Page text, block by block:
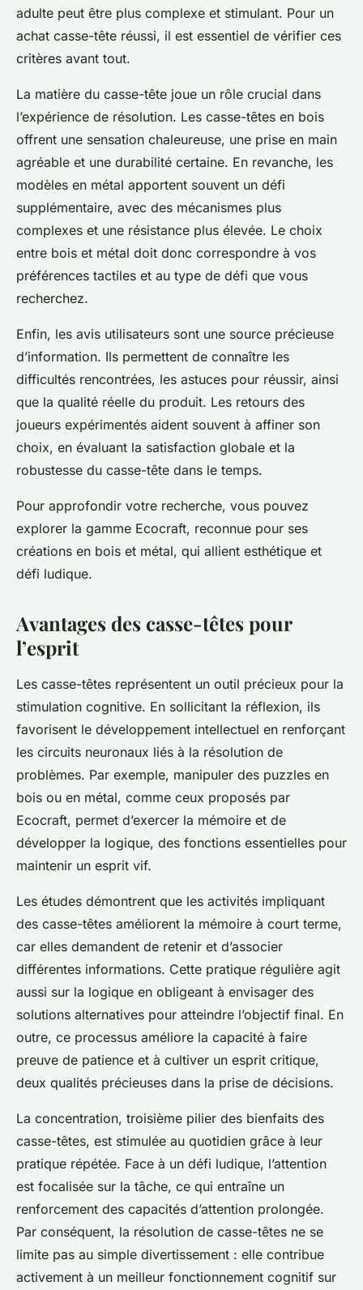
adulte peut être plus complexe et stimulant. Pour un
achat casse-tête réussi, il est essentiel de vérifier ces
critères avant tout.
La matière du casse-tête joue un rôle crucial dans
l’expérience de résolution. Les casse-têtes en bois
offrent une sensation chaleureuse, une prise en main
agréable et une durabilité certaine. En revanche, les
modèles en métal apportent souvent un défi
supplémentaire, avec des mécanismes plus
complexes et une résistance plus élevée. Le choix
entre bois et métal doit donc correspondre à vos
préférences tactiles et au type de défi que vous
recherchez.
Enfin, les avis utilisateurs sont une source précieuse
d’information. Ils permettent de connaître les
difficultés rencontrées, les astuces pour réussir, ainsi
que la qualité réelle du produit. Les retours des
joueurs expérimentés aident souvent à affiner son
choix, en évaluant la satisfaction globale et la
robustesse du casse-tête dans le temps.
Pour approfondir votre recherche, vous pouvez
explorer la gamme Ecocraft, reconnue pour ses
créations en bois et métal, qui allient esthétique et
défi ludique.
Avantages des casse-têtes pour
l’esprit
Les casse-têtes représentent un outil précieux pour la
stimulation cognitive. En sollicitant la réflexion, ils
favorisent le développement intellectuel en renforçant
les circuits neuronaux liés à la résolution de
problèmes. Par exemple, manipuler des puzzles en
bois ou en métal, comme ceux proposés par
Ecocraft, permet d’exercer la mémoire et de
développer la logique, des fonctions essentielles pour
maintenir un esprit vif.
Les études démontrent que les activités impliquant
des casse-têtes améliorent la mémoire à court terme,
car elles demandent de retenir et d’associer
différentes informations. Cette pratique régulière agit
aussi sur la logique en obligeant à envisager des
solutions alternatives pour atteindre l’objectif final. En
outre, ce processus améliore la capacité à faire
preuve de patience et à cultiver un esprit critique,
deux qualités précieuses dans la prise de décisions.
La concentration, troisième pilier des bienfaits des
casse-têtes, est stimulée au quotidien grâce à leur
pratique répétée. Face à un défi ludique, l’attention
est focalisée sur la tâche, ce qui entraîne un
renforcement des capacités d’attention prolongée.
Par conséquent, la résolution de casse-têtes ne se
limite pas au simple divertissement : elle contribue
activement à un meilleur fonctionnement cognitif sur